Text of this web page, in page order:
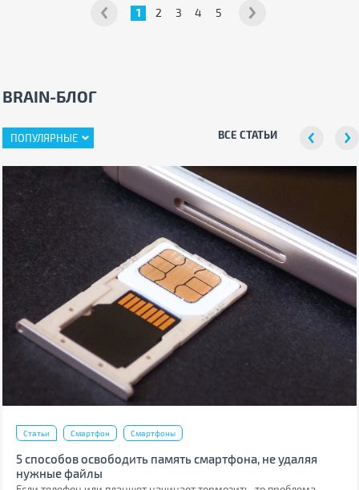
1 2 3 4 5
BRAIN-БЛОГ
ПОПУЛЯРНЫЕ ВСЕ СТАТЬИ
Статьи Смартфон Смартфоны
5 способов освободить память смартфона, не удаляя
нужные файлы